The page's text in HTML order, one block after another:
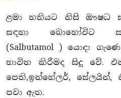
ළමා හතියට නිසි ඖෂධ
සඳහා බොහෝවිට
(Salbutamol ) යොදා
භාවිත කිරීමද සිදු වේ.
පෙති,ඉන්හේලර්, සේලයින්,
පවා ඇත.